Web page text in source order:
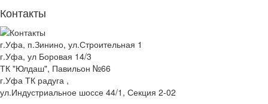
Контакты
г.Уфа, п.Зинино, ул.Строительная 1
г.Уфа, ул Боровая 14/3
ТК "Юлдаш", Павильон №66
г.Уфа ТК радуга ,
ул.Индустриальное шоссе 44/1, Секция 2-02